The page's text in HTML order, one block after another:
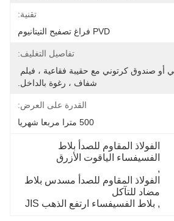
تقنية:
PVD فراغ تصفيح التيتانيوم
تفاصيل التغليف:
علبة خشب رقائقي أو صندوق كرتوني مع حقيبة فقاعية ، فيلم
شفاف ، رغوة بالداخل.
القدرة على العرض:
500 مترا مربعا شهريا
الفولاذ المقاوم للصدأ بلاط
الفسيفساء الياقوت الأزرق
,
الفولاذ المقاوم للصدأ مسدس بلاط
مضاد للتآكل
, بلاط الفسيفساء ارتفع الذهب JIS